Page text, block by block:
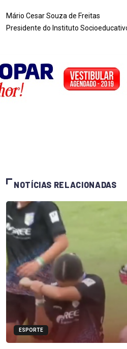
Mário Cesar Souza de Freitas
Presidente do Instituto
NOTÍCIAS RELACIONADAS
ESPORTE